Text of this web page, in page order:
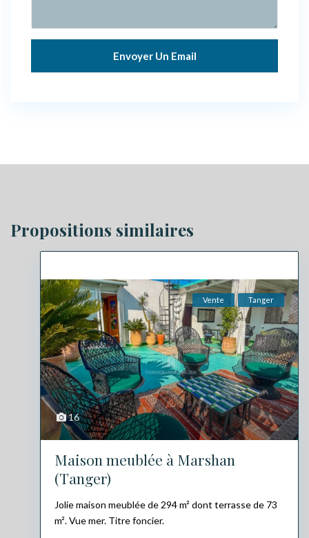
Propositions similaires
16
Vente Tanger
Maison meublée à Marshan
(Tanger)
Jolie maison meublée de 294 m² dont terrasse de 73
m². Vue mer. Titre foncier.